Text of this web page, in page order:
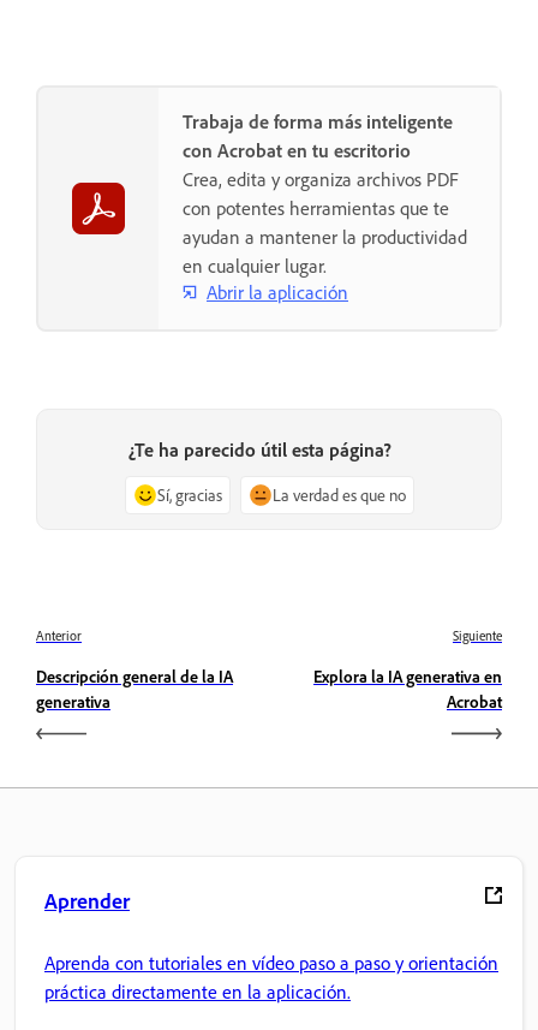
Trabaja de forma más inteligente
con Acrobat en tu escritorio
Crea, edita y organiza archivos PDF
con potentes herramientas que te
ayudan a mantener la productividad
en cualquier lugar.
Abrir la aplicación
¿Te ha parecido útil esta página?
Sí, gracias La verdad es que no
Anterior
Descripción general de la IA
generativa
Siguiente
Explora la IA generativa en
Acrobat
Aprender
Aprenda con tutoriales en vídeo paso a paso y orientación
práctica directamente en la aplicación.